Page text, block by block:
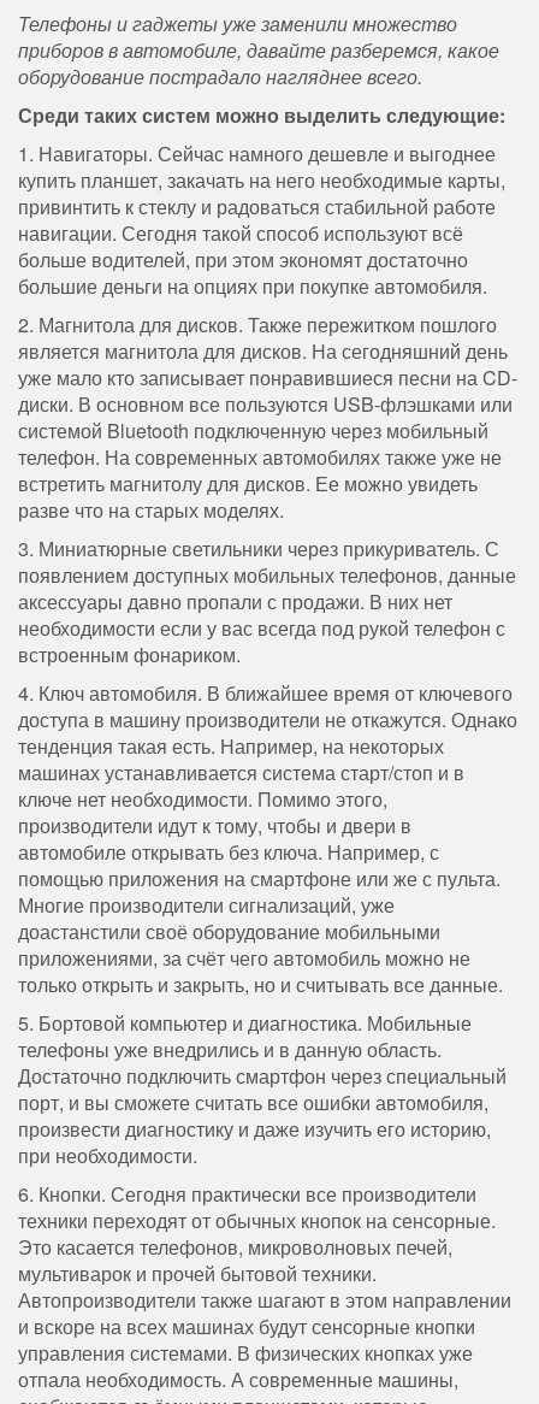
Телефоны и гаджеты уже заменили множество
приборов в автомобиле, давайте разберемся, какое
оборудование пострадало нагляднее всего.
Среди таких систем можно выделить следующие:
1. Навигаторы. Сейчас намного дешевле и выгоднее
купить планшет, закачать на него необходимые карты,
привинтить к стеклу и радоваться стабильной работе
навигации. Сегодня такой способ используют всё
больше водителей, при этом экономят достаточно
большие деньги на опциях при покупке автомобиля.
2. Магнитола для дисков. Также пережитком пошлого
является магнитола для дисков. На сегодняшний день
уже мало кто записывает понравившиеся песни на CD-
диски. В основном все пользуются USB-флэшками или
системой Bluetooth подключенную через мобильный
телефон. На современных автомобилях также уже не
встретить магнитолу для дисков. Ее можно увидеть
разве что на старых моделях.
3. Миниатюрные светильники через прикуриватель. С
появлением доступных мобильных телефонов, данные
аксессуары давно пропали с продажи. В них нет
необходимости если у вас всегда под рукой телефон с
встроенным фонариком.
4. Ключ автомобиля. В ближайшее время от ключевого
доступа в машину производители не откажутся. Однако
тенденция такая есть. Например, на некоторых
машинах устанавливается система старт/стоп и в
ключе нет необходимости. Помимо этого,
производители идут к тому, чтобы и двери в
автомобиле открывать без ключа. Например, с
помощью приложения на смартфоне или же с пульта.
Многие производители сигнализаций, уже
доастанстили своё оборудование мобильными
приложениями, за счёт чего автомобиль можно не
только открыть и закрыть, но и считывать все данные.
5. Бортовой компьютер и диагностика. Мобильные
телефоны уже внедрились и в данную область.
Достаточно подключить смартфон через специальный
порт, и вы сможете считать все ошибки автомобиля,
произвести диагностику и даже изучить его историю,
при необходимости.
6. Кнопки. Сегодня практически все производители
техники переходят от обычных кнопок на сенсорные.
Это касается телефонов, микроволновых печей,
мультиварок и прочей бытовой техники.
Автопроизводители также шагают в этом направлении
и вскоре на всех машинах будут сенсорные кнопки
управления системами. В физических кнопках уже
отпала необходимость. А современные машины,